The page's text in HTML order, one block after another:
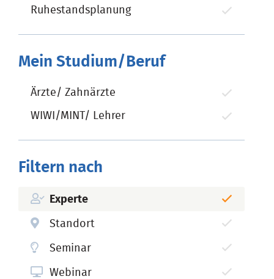
Ruhestandsplanung
Mein Studium/Beruf
Ärzte/ Zahnärzte
WIWI/MINT/ Lehrer
Filtern nach
Experte
Standort
Seminar
Webinar